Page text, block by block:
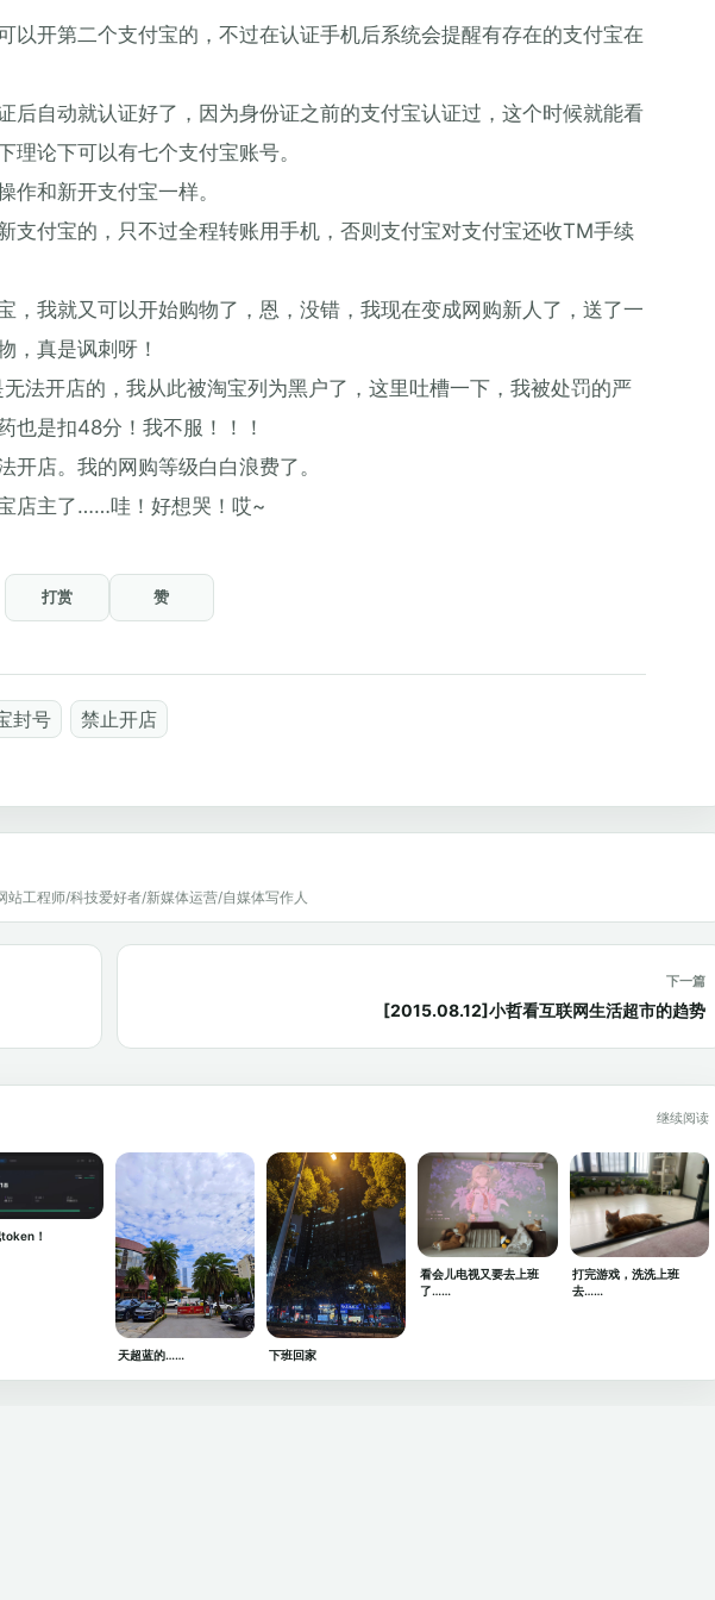
以开第二个支付宝的，不过在认证手机后系统会提醒有存在的支付宝在
后自动就认证好了，因为身份证之前的支付宝认证过，这个时候就能看
论下可以有七个支付宝账号。
作和新开支付宝一样。
支付宝的，只不过全程转账用手机，否则支付宝对支付宝还收TM手续
，我就又可以开始购物了，恩，没错，我现在变成网购新人了，送了一
，真是讽刺呀！
法开店的，我从此被淘宝列为黑户了，这里吐槽一下，我被处罚的严
也是扣48分！我不服！！！
店。我的网购等级白白浪费了。
店主了……哇！好想哭！哎~
打赏 赞
封号 禁止开店
工程师/科技爱好者/新媒体运营/自媒体写作人
下一篇
[2015.08.12]小哲看互联网生活超市的趋势
继续阅读
！
天超蓝的…… 下班回家
看会儿电视又要去上班
了……
打完游戏，洗洗上班
去……